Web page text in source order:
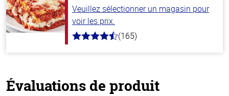
Veuillez sélectionner un magasin pour
voir les prix.
4.1
(165)
Évaluations de produit